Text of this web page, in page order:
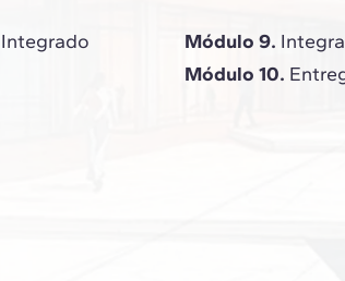
Módulo 9.
Módulo 10.